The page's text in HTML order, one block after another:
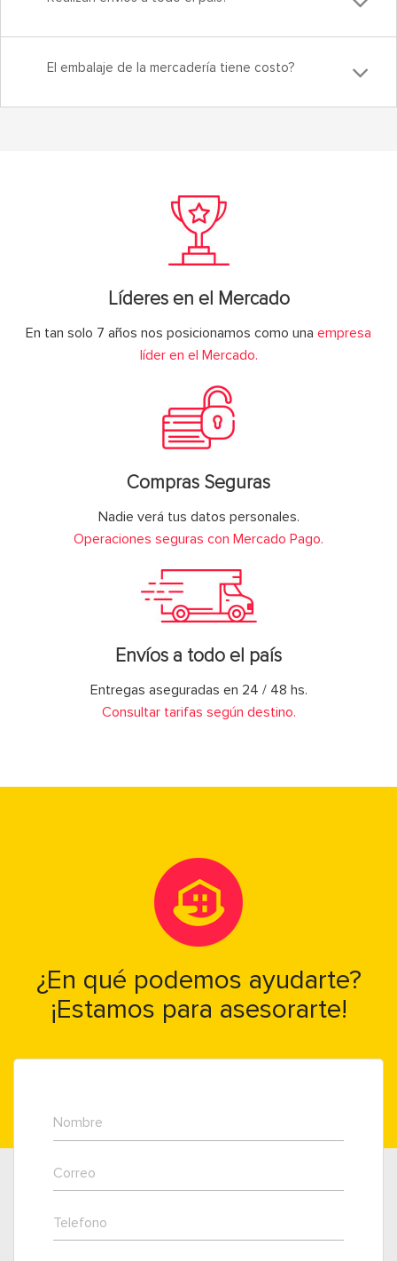
El embalaje de la mercadería tiene costo?
Líderes en el Mercado
En tan solo 7 años nos posicionamos como una empresa
líder en el Mercado.
Compras Seguras
Nadie verá tus datos personales.
Operaciones seguras con Mercado Pago.
Envíos a todo el país
Entregas aseguradas en 24 / 48 hs.
Consultar tarifas según destino.
¿En qué podemos ayudarte?
¡Estamos para asesorarte!